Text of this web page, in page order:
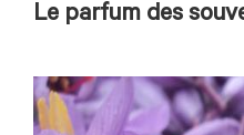
Le parfum des